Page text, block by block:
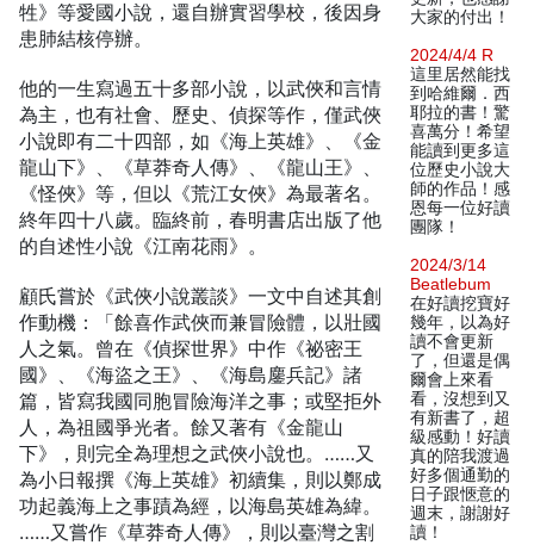
牲》等愛國小說，還自辦實習學校，後因身
患肺結核停辦。
他的一生寫過五十多部小說，以武俠和言情
為主，也有社會、歷史、偵探等作，僅武俠
小說即有二十四部，如《海上英雄》、《金
龍山下》、《草莽奇人傳》、《龍山王》、
《怪俠》等，但以《荒江女俠》為最著名。
終年四十八歲。臨終前，春明書店出版了他
的自述性小說《江南花雨》。
顧氏嘗於《武俠小說叢談》一文中自述其創
作動機：「餘喜作武俠而兼冒險體，以壯國
人之氣。曾在《偵探世界》中作《祕密王
國》、《海盜之王》、《海島鏖兵記》諸
篇，皆寫我國同胞冒險海洋之事；或堅拒外
人，為祖國爭光者。餘又著有《金龍山
下》，則完全為理想之武俠小說也。……又
為小日報撰《海上英雄》初續集，則以鄭成
功起義海上之事蹟為經，以海島英雄為緯。
……又嘗作《草莽奇人傳》，則以臺灣之割
大家的付出！
2024/4/4 R
這里居然能找
到哈維爾．西
耶拉的書！驚
喜萬分！希望
能讀到更多這
位歷史小說大
師的作品！感
恩每一位好讀
團隊！
2024/3/14
Beatlebum
在好讀挖寶好
幾年，以為好
讀不會更新
了，但還是偶
爾會上來看
看，沒想到又
有新書了，超
級感動！好讀
真的陪我渡過
好多個通勤的
日子跟愜意的
週末，謝謝好
讀！